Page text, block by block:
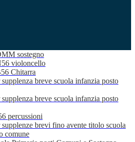
sostegno
violoncello
Chitarra
breve scuola infanzia posto
breve scuola infanzia posto
percussioni
brevi fino avente titolo scuola
comune